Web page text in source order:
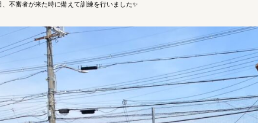
、不審者が来た時に備えて訓練を行いました✨